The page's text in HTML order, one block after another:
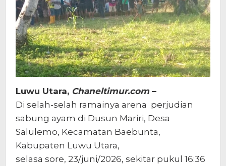
Luwu Utara, Chaneltimur.com–
Di selah-selah ramainya arena perjudian
sabung ayam di Dusun Mariri, Desa
Salulemo, Kecamatan Baebunta,
Kabupaten Luwu Utara,
selasa sore, 23/juni/2026, sekitar pukul 16:36